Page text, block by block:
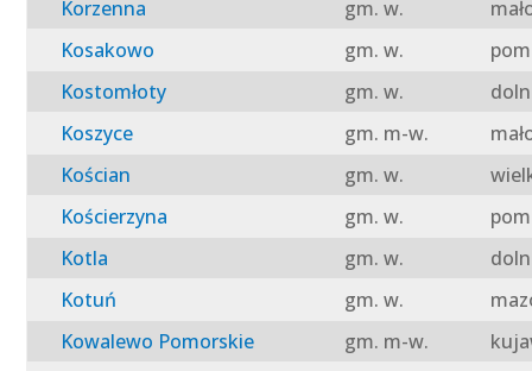
Korzenna
gm. w.
Kosakowo
gm. w.
Kostomłoty
gm. w.
Koszyce
gm. m-w.
Kościan
gm. w.
Kościerzyna
gm. w.
Kotla
gm. w.
Kotuń
gm. w.
Kowalewo Pomorskie
gm. m-w.